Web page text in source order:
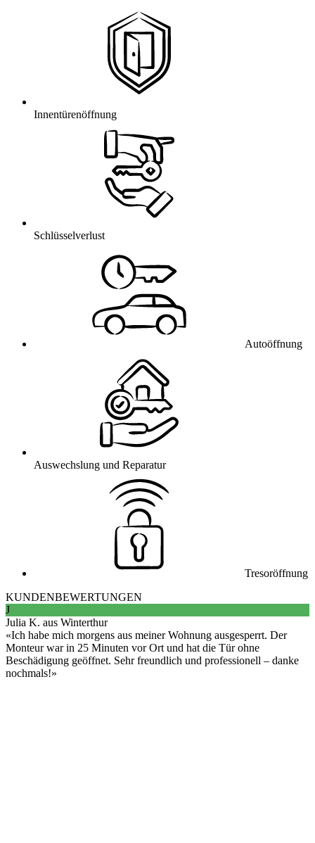
Innentürenöffnung
Schlüsselverlust
Autoöffnung
Auswechslung und Reparatur
Tresoröffnung
KUNDENBEWERTUNGEN
J
Julia K. aus Winterthur
Ich habe mich morgens aus meiner Wohnung ausgesperrt. Der
Monteur war in 25 Minuten vor Ort und hat die Tür ohne
Beschädigung geöffnet. Sehr freundlich und professionell – danke
nochmals!